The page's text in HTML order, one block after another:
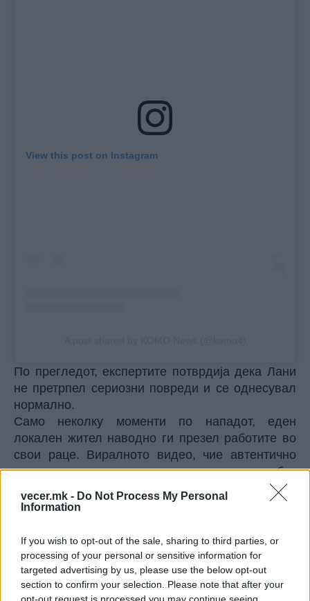
vecer.mk - Do Not Process My Personal
Information
If you wish to opt-out of the sale, sharing to third parties, or
processing of your personal or sensitive information for
targeted advertising by us, please use the below opt-out
section to confirm your selection. Please note that after your
opt-out request is processed you may continue seeing
View this post on Instagram
По прегледот, експертите потврдија дека Лани
не претрпел сериозни повреди и се однесувал
нормално.
Само неколку моменти по нападот, еден
локален жител наводно ги презел работите во
свои раце. Виралното видео, чие автентично
значење не е потврдено, прикажува маж без
маица како се приближува кон маж кој личи на
туристот од првото видео и го удира неколку
пријавен никаков напад врз туристи и дека не
евидентирале никакви инциденти по оној со
каменот.
Hawaii doing the damn thing😮‍💨